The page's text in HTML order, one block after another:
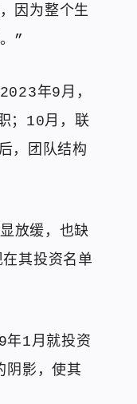
因为整个生
”
年9月，
10月，联
，团队结构
放缓，也缺
其投资名单
年1月就投资
阴影，使其